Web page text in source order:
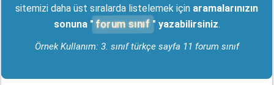
sitemizi daha üst sıralarda listelemek için aramalarınızın
sonuna " forum sınıf " yazabilirsiniz.
Örnek Kullanım: 3. sınıf türkçe sayfa 11 forum sınıf